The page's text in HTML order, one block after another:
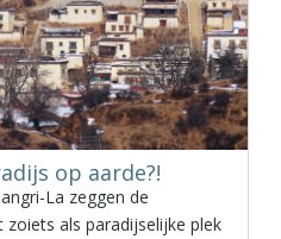
op aarde?!
La zeggen de
zoiets als paradijselijke plek